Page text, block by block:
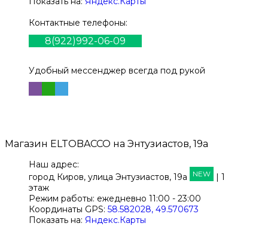
Контактные телефоны:
8(922)992-06-09
Удобный мессенджер всегда под рукой
Магазин ELTOBACCO на Энтузиастов, 19а
Наш адрес:
город Киров, улица Энтузиастов, 19а NEW
| 1
этаж
Режим работы: ежедневно 11:00 - 23:00
Координаты GPS: 58.582028, 49.570673
Показать на: Яндекс.Карты